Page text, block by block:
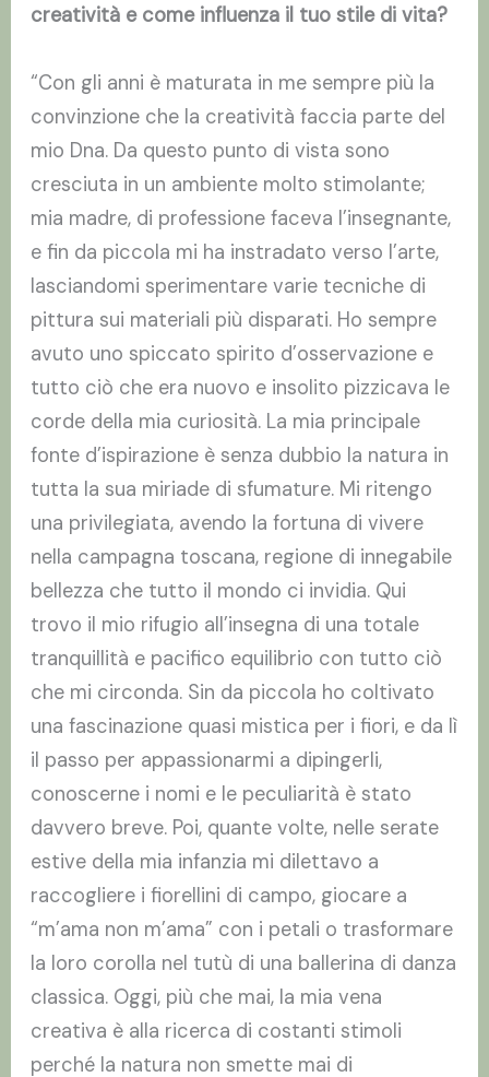
creatività e come influenza il tuo stile di vita?
“Con gli anni è maturata in me sempre più la
convinzione che la creatività faccia parte del
mio Dna. Da questo punto di vista sono
cresciuta in un ambiente molto stimolante;
mia madre, di professione faceva l’insegnante,
e fin da piccola mi ha instradato verso l’arte,
lasciandomi sperimentare varie tecniche di
pittura sui materiali più disparati. Ho sempre
avuto uno spiccato spirito d’osservazione e
tutto ciò che era nuovo e insolito pizzicava le
corde della mia curiosità. La mia principale
fonte d’ispirazione è senza dubbio la natura in
tutta la sua miriade di sfumature. Mi ritengo
una privilegiata, avendo la fortuna di vivere
nella campagna toscana, regione di innegabile
bellezza che tutto il mondo ci invidia. Qui
trovo il mio rifugio all’insegna di una totale
tranquillità e pacifico equilibrio con tutto ciò
che mi circonda. Sin da piccola ho coltivato
una fascinazione quasi mistica per i fiori, e da lì
il passo per appassionarmi a dipingerli,
conoscerne i nomi e le peculiarità è stato
davvero breve. Poi, quante volte, nelle serate
estive della mia infanzia mi dilettavo a
raccogliere i fiorellini di campo, giocare a
“m’ama non m’ama” con i petali o trasformare
la loro corolla nel tutù di una ballerina di danza
classica. Oggi, più che mai, la mia vena
creativa è alla ricerca di costanti stimoli
perché la natura non smette mai di